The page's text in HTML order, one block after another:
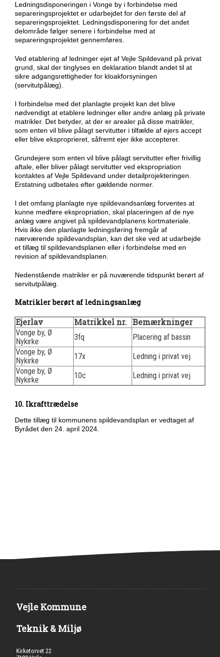
Ledningsdisponeringen i Vonge by i forbindelse med
separeringsprojektet er udarbejdet for den første del af
separeringsprojektet. Ledningsdisponering for det andet
delområde følger senere i forbindelse med at
separeringsprojektet gennemføres.
Ved etablering af ledninger ejet af Vejle Spildevand på privat
grund, skal der tinglyses en deklaration blandt andet til at
sikre adgangsrettigheder for kloakforsyningen
(servitutpålæg).
I forbindelse med det planlagte projekt kan det blive
nødvendigt at etablere ledninger eller andre anlæg på private
matrikler. Det betyder, at der er arealer på disse matrikler,
som enten vil blive pålagt servitutter i tilfælde af ejers accept
eller blive eksproprieret, såfremt ejer ikke accepterer.
Grundejere som enten vil blive pålagt servitutter efter frivillig
aftale, eller bliver pålagt servitutter ved ekspropriation
kontaktes af Vejle Spildevand under detailprojekteringen.
Erstatning udbetales efter gældende normer.
I det omfang planlagte nye spildevandsanlæg forventes at
kunne medføre ekspropriation, skal placeringen af de nye
anlæg være angivet på spildevandplanens kortmateriale.
Hvis ikke den planlagte ledningsføring fremgår af
nærværende spildevandsplan, kan det ske ved at udarbejde
et tillæg til spildevandsplanen eller i forbindelse med en
revision af spildevandsplanen.
Nedenstående matrikler er på nuværende tidspunkt berørt af
servitutpålæg.
Matrikler berørt af ledningsanlæg
Ejerlav Matrikkel nr. Bemærkninger
Vonge by, Ø
Nykirke
3fq
Placering af bassin
Vonge by, Ø
Nykirke
17x
Ledning i privat vej
Vonge by, Ø
Nykirke
10c Ledning i privat vej
10. Ikrafttrædelse
Dette tillæg til kommunens spildevandsplan er vedtaget af
Byrådet den 24. april 2024.
Vejle Kommune
Teknik & Miljø
Kirketorvet 22